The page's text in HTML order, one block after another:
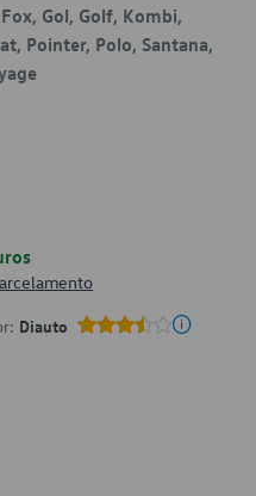
Gol, Golf, Kombi,
Pointer, Polo, Santana,
Diauto